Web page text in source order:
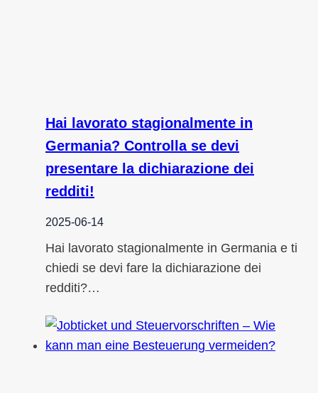
Hai lavorato stagionalmente in
Germania? Controlla se devi
presentare la dichiarazione dei
redditi!
2025-06-14
Hai lavorato stagionalmente in Germania e ti
chiedi se devi fare la dichiarazione dei
redditi?…